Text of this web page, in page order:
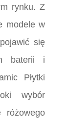
rynku. Z
modele w
się
baterii i
Płytki
wybór
różowego